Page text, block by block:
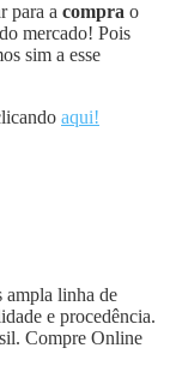
para a compra o
do mercado! Pois
sim a esse
aqui!
ampla linha de
e procedência.
Compre Online